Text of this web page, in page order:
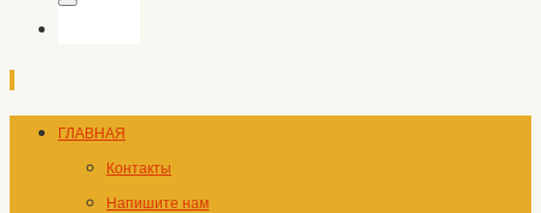
Поиск
Перейти
содержимому
ГЛАВНАЯ
Контакты
Напишите нам